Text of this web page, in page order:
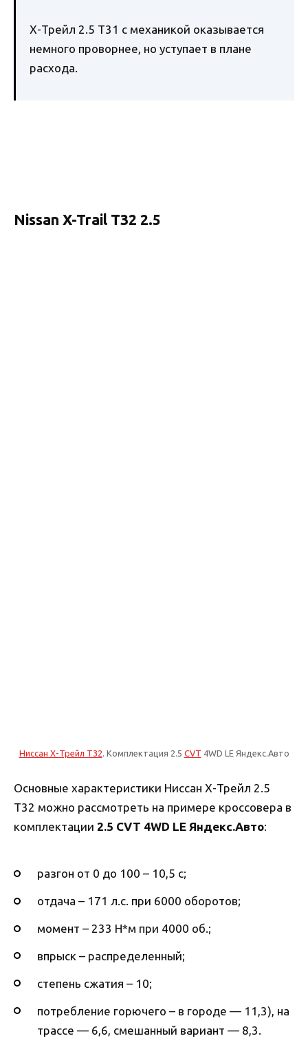
Х-Трейл 2.5 Т31 с механикой оказывается
немного проворнее, но уступает в плане
расхода.
Nissan X-Trail T32 2.5
Ниссан Х-Трейл T32. Комплектация 2.5 CVT 4WD LE Яндекс.Авто
Основные характеристики Ниссан Х-Трейл 2.5
T32 можно рассмотреть на примере кроссовера в
комплектации 2.5 CVT 4WD LE Яндекс.Авто:
разгон от 0 до 100 – 10,5 с;
отдача – 171 л.с. при 6000 оборотов;
момент – 233 Н*м при 4000 об.;
впрыск – распределенный;
степень сжатия – 10;
потребление горючего – в городе — 11,3), на
трассе — 6,6, смешанный вариант — 8,3.